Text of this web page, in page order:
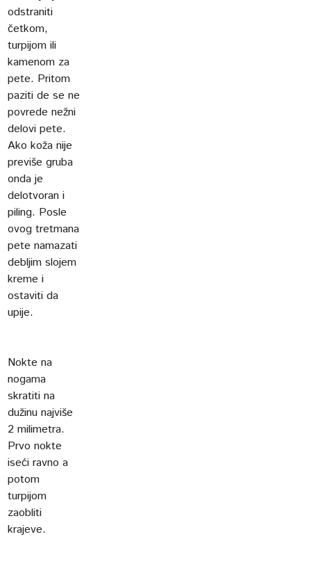
odstraniti
četkom,
turpijom ili
kamenom za
pete. Pritom
paziti de se ne
povrede nežni
delovi pete.
Ako koža nije
previše gruba
onda je
delotvoran i
piling. Posle
ovog tretmana
pete namazati
debljim slojem
kreme i
ostaviti da
upije.
Nokte na
nogama
skratiti na
dužinu najviše
2 milimetra.
Prvo nokte
iseći ravno a
potom
turpijom
zaobliti
krajeve.